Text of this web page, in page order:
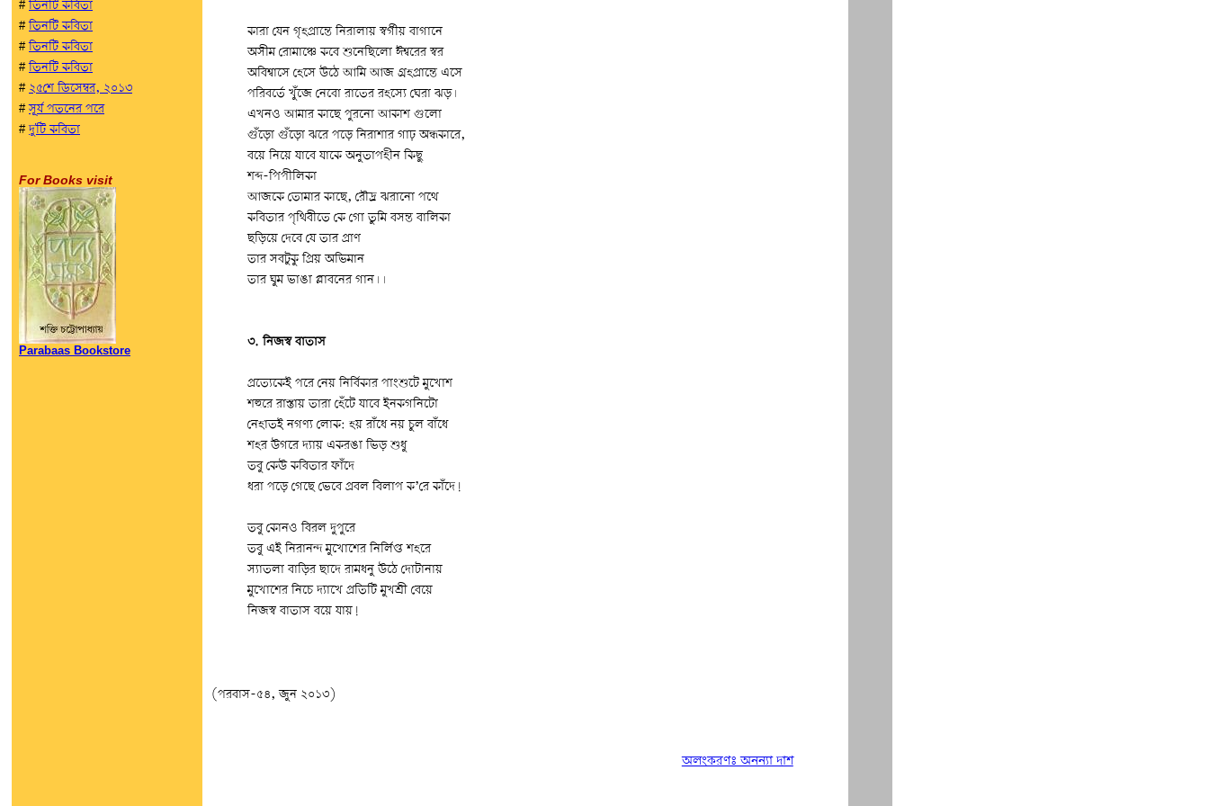
#তিনটি কবিতা
#তিনটি কবিতা
#তিনটি কবিতা
#তিনটি কবিতা
#২৫শে ডিসেম্বর, ২০১৩
#সূর্য পতনের পরে
#দু'টি কবিতা
For Books visit
Parabaas Bookstore
কারা যেন গৃহপ্রান্তে নিরালায় স্বর্গীয় বাগানে
অসীম রোমাঞ্চে কবে শুনেছিলো ঈশ্বরের স্বর
অবিশ্বাসে হেসে উঠে আমি আজ গ্রহপ্রান্তে এসে
পরিবর্তে খুঁজে নেবো রাতের রহস্যে ঘেরা ঝড়।
এখনও আমার কাছে পুরনো আকাশ গুলো
গুঁড়ো গুঁড়ো ঝরে পড়ে নিরাশার গাঢ় অন্ধকারে,
বয়ে নিয়ে যাবে যাকে অনুতাপহীন কিছু
শব্দ-পিপীলিকা
আজকে তোমার কাছে, রৌদ্র ঝরানো পথে
কবিতার পৃথিবীতে কে গো তুমি বসন্ত বালিকা
ছড়িয়ে দেবে যে তার প্রাণ
তার সবটুকু প্রিয় অভিমান
তার ঘুম ভাঙা প্লাবনের গান।।
৩. নিজস্ব বাতাস
প্রত্যেকেই পরে নেয় নির্বিকার পাংশুটে মুখোশ
শহুরে রাস্তায় তারা হেঁটে যাবে ইনকগনিটো
নেহাতই নগণ্য লোক: হয় রাঁধে নয় চুল বাঁধে
শহর উগরে দ্যায় একরঙা ভিড় শুধু
তবু কেউ কবিতার ফাঁদে
ধরা পড়ে গেছে ভেবে প্রবল বিলাপ ক’রে কাঁদে!
তবু কোনও বিরল দুপুরে
তবু এই নিরানন্দ মুখোশের নির্লিপ্ত শহরে
স্যাতলা বাড়ির ছাদে রামধনু উঠে দোটানায়
মুখোশের নিচে দ্যাখে প্রতিটি মুখশ্রী বেয়ে
নিজস্ব বাতাস বয়ে যায়!
(পরবাস-৫৪, জুন ২০১৩)
অলংকরণঃ অনন্যা দাশ